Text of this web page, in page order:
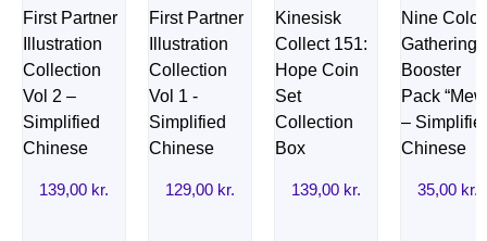
139,00 kr. 129,00 kr. 139,00 kr. 35,00 kr.